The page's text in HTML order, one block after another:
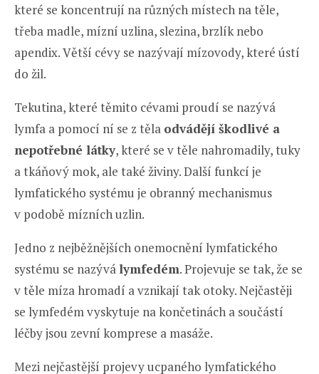
které se koncentrují na různých místech na těle,
třeba madle, mízní uzlina, slezina, brzlík nebo
apendix. Větší cévy se nazývají mízovody, které ústí
do žil.
Tekutina, které těmito cévami proudí se nazývá
lymfa a pomocí ní se z těla odvádějí škodlivé a
nepotřebné látky, které se v těle nahromadily, tuky
a tkáňový mok, ale také živiny. Další funkcí je
lymfatického systému je obranný mechanismus
v podobě mízních uzlin.
Jedno z nejběžnějších onemocnění lymfatického
systému se nazývá lymfedém. Projevuje se tak, že se
v těle míza hromadí a vznikají tak otoky. Nejčastěji
se lymfedém vyskytuje na končetinách a součástí
léčby jsou zevní komprese a masáže.
Mezi nejčastější projevy ucpaného lymfatického